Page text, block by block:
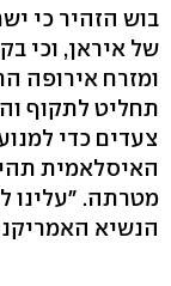
בוש הזהיר כי
של איראן, וכי
ומזרח אירופה
תחליט לתקוף
צעדים כדי
האיסלאמית
מטרתה. "עלינו
הנשיא